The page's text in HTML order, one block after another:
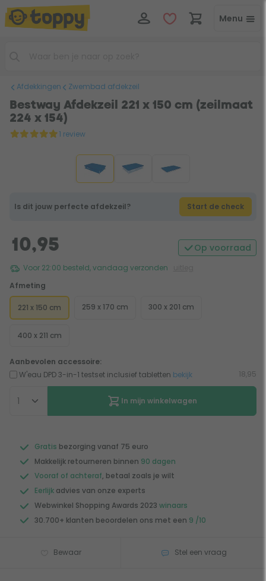
Menu
Afdekkingen Zwembad afdekzeil
Bestway Afdekzeil 221 x 150 cm (zeilmaat
224 x 154)
1 review
Is dit jouw perfecte afdekzeil? Start de check
10,95 Op voorraad
Voor 22:00 besteld, vandaag verzonden
Afmeting
221 x 150 cm 259 x 170 cm 300 x 201 cm
400 x 211 cm
Aanbevolen accessoire:
W'eau DPD 3-in-1 testset inclusief tabletten bekijk 18,95
In mijn winkelwagen
Gratis bezorging vanaf 75 euro
Makkelijk retourneren binnen 90 dagen
Vooraf of achteraf, betaal zoals je wilt
Eerlijk advies van onze experts
Webwinkel Shopping Awards 2023 winaars
30.700+ klanten beoordelen ons met een 9 /10
Bewaar Stel een vraag